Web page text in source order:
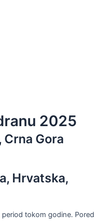
2025
Gora
Hrvatska,
tokom godine. Pored